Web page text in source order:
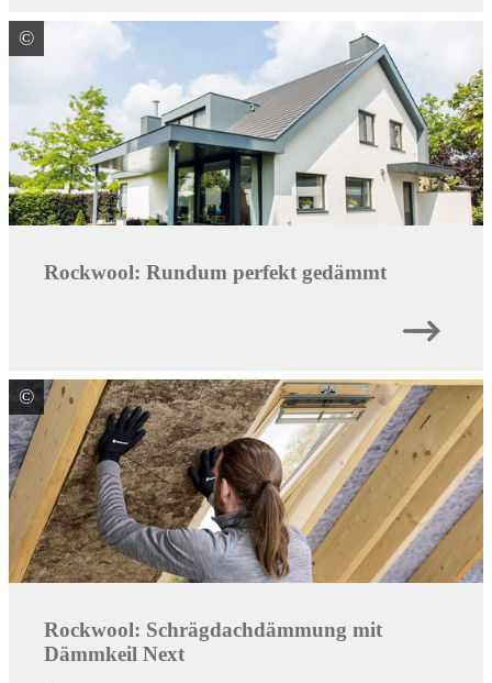
© DEUTSCHE ROCKWOOL GmbH & Co. KG
Rockwool: Rundum perfekt gedämmt
© DEUTSCHE ROCKWOOL GmbH & Co. KG
Rockwool: Schrägdachdämmung mit
Dämmkeil Next